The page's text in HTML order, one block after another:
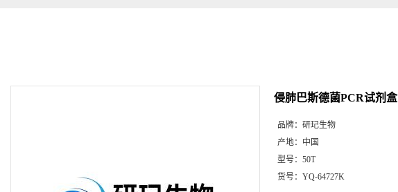
侵肺巴斯德菌PCR试剂盒
品牌： 研玘生物
产地： 中国
型号： 50T
货号： YQ-64727K